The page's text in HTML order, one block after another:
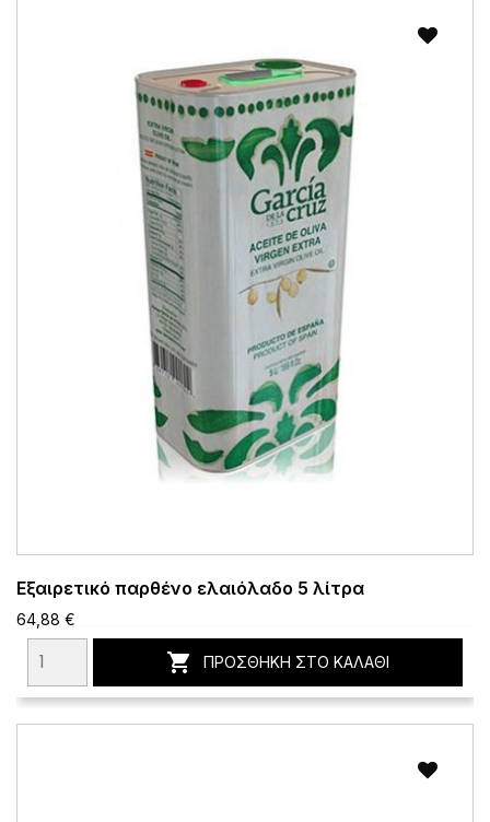
Εξαιρετικό παρθένο ελαιόλαδο 5 λίτρα
64,88 €
 ΠΡΟΣΘΉΚΗ ΣΤΟ ΚΑΛΆΘΙ